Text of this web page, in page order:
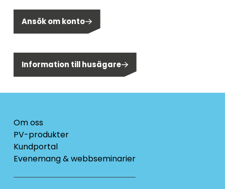
Ansök om konto
Information till husägare
Om oss
PV-produkter
Kundportal
Evenemang & webbseminarier